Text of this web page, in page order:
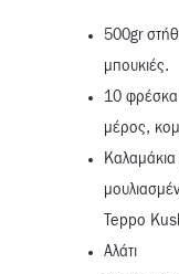
500gr
μπουκιές.
10 φρέσκα
μέρος,
Teppo
Αλάτι